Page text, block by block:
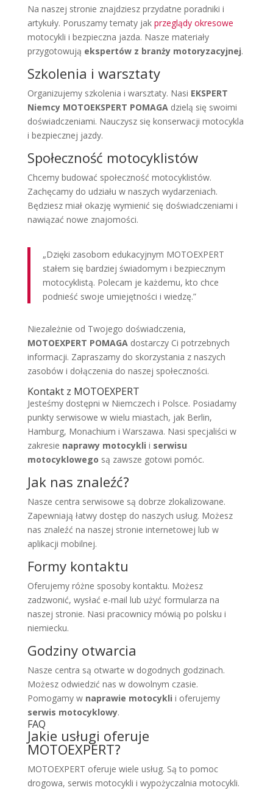
Na naszej stronie znajdziesz przydatne poradniki i
artykuły. Poruszamy tematy jak przeglądy okresowe
motocykli i bezpieczna jazda. Nasze materiały
przygotowują ekspertów z branży motoryzacyjnej.
Szkolenia i warsztaty
Organizujemy szkolenia i warsztaty. Nasi EKSPERT
Niemcy MOTOEKSPERT POMAGAdzielą się swoimi
doświadczeniami. Nauczysz się konserwacji motocykla
i bezpiecznej jazdy.
Społeczność motocyklistów
Chcemy budować społeczność motocyklistów.
Zachęcamy do udziału w naszych wydarzeniach.
Będziesz miał okazję wymienić się doświadczeniami i
nawiązać nowe znajomości.
„Dzięki zasobom edukacyjnym MOTOEXPERT
stałem się bardziej świadomym i bezpiecznym
motocyklistą. Polecam je każdemu, kto chce
podnieść swoje umiejętności i wiedzę.”
Niezależnie od Twojego doświadczenia,
MOTOEXPERT POMAGAdostarczy Ci potrzebnych
informacji. Zapraszamy do skorzystania z naszych
zasobów i dołączenia do naszej społeczności.
Kontakt z MOTOEXPERT
Jesteśmy dostępni w Niemczech i Polsce. Posiadamy
punkty serwisowe w wielu miastach, jak Berlin,
Hamburg, Monachium i Warszawa. Nasi specjaliści w
zakresie naprawy motocykli i serwisu
motocyklowego są zawsze gotowi pomóc.
Jak nas znaleźć?
Nasze centra serwisowe są dobrze zlokalizowane.
Zapewniają łatwy dostęp do naszych usług. Możesz
nas znaleźć na naszej stronie internetowej lub w
aplikacji mobilnej.
Formy kontaktu
Oferujemy różne sposoby kontaktu. Możesz
zadzwonić, wysłać e-mail lub użyć formularza na
naszej stronie. Nasi pracownicy mówią po polsku i
niemiecku.
Godziny otwarcia
Nasze centra są otwarte w dogodnych godzinach.
Możesz odwiedzić nas w dowolnym czasie.
Pomogamy w naprawie motocykli i oferujemy
serwis motocyklowy.
FAQ
Jakie usługi oferuje
MOTOEXPERT?
MOTOEXPERT oferuje wiele usług. Są to pomoc
drogowa, serwis motocykli i wypożyczalnia motocykli.